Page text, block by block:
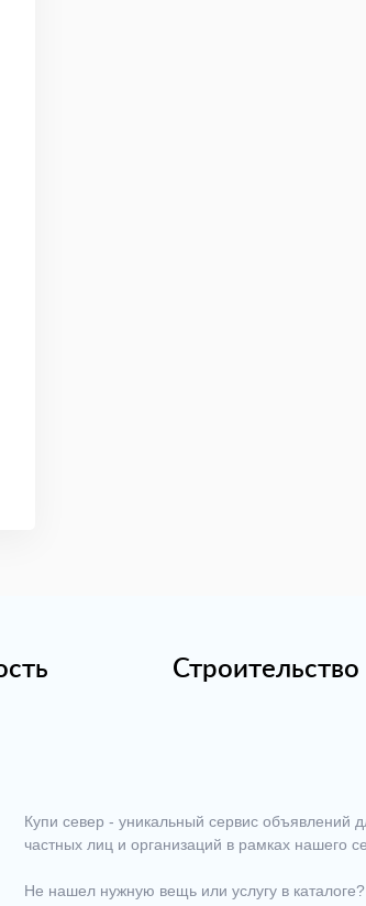
Строительство
Купи север - уникальный сервис объявлений
частных лиц и организаций в рамках нашего
Не нашел нужную вещь или услугу в